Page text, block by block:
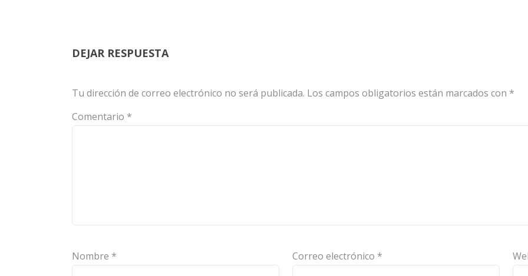
DEJAR RESPUESTA
Tu dirección de correo electrónico no será publicada. Los campos obligatorios están marcados con *
Comentario *
Nombre * Correo electrónico *